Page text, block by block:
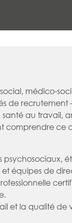
médico-
de
au travail,
comprendre ce
psychosociaux,
équipes de
et la qualité de